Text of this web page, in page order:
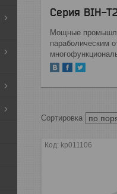
Серия BIH-
Мощные
параболическим
kp011106